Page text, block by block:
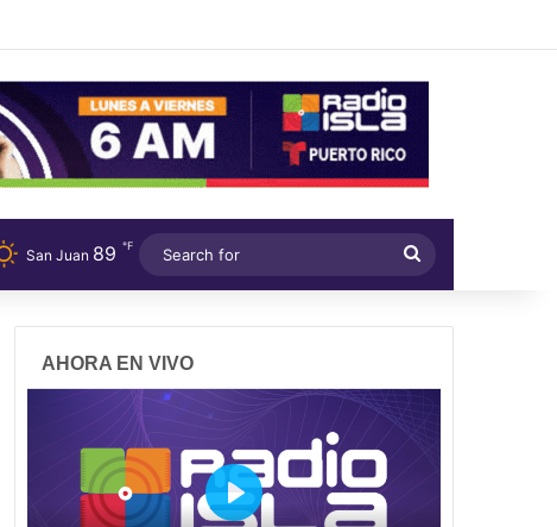
San Juan 89 ℉
for
AHORA EN VIVO
P